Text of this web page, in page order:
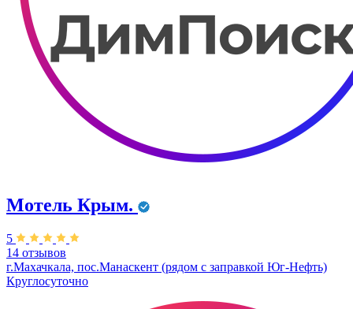
Мотель Крым.
5
14 отзывов
г.Махачкала, пос.Манаскент (рядом с заправкой Юг-Нефть)
Круглосуточно